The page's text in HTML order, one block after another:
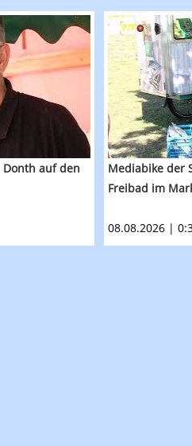
bringt
auf den
RTF.1-
Mediabike der
Freibad im
08.08.2026 |